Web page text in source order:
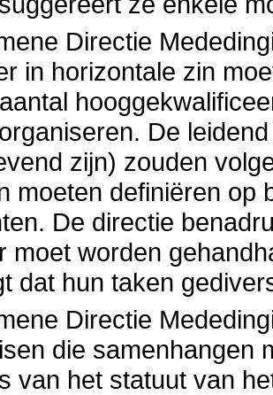
Directie
in horizontale zin
De
zijn) zouden
moeten definiëren op
De directie
moet worden
dat hun taken
Directie
die samenhangen
van het statuut van